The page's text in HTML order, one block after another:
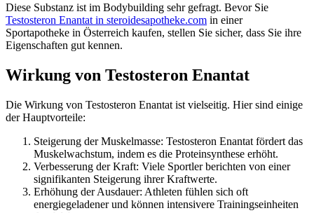
Diese Substanz ist im Bodybuilding sehr gefragt. Bevor Sie
Testosteron Enantat in steroidesapotheke.com in einer
Sportapotheke in Österreich kaufen, stellen Sie sicher, dass Sie ihre
Eigenschaften gut kennen.
Wirkung von Testosteron Enantat
Die Wirkung von Testosteron Enantat ist vielseitig. Hier sind einige
der Hauptvorteile:
Steigerung der Muskelmasse: Testosteron Enantat fördert das
Muskelwachstum, indem es die Proteinsynthese erhöht.
Verbesserung der Kraft: Viele Sportler berichten von einer
signifikanten Steigerung ihrer Kraftwerte.
Erhöhung der Ausdauer: Athleten fühlen sich oft
energiegeladener und können intensivere Trainingseinheiten